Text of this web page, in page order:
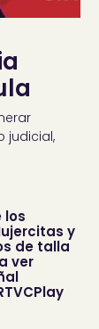
judicial,
los
y
de talla
ver